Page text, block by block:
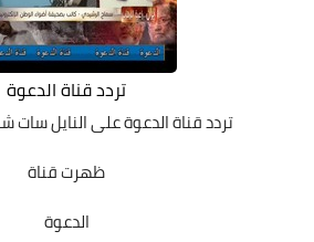
تردد قناة الدعوة
تردد قناة الدعوةعلى النايل سات شهر
ظهرت قناة
الدعوة